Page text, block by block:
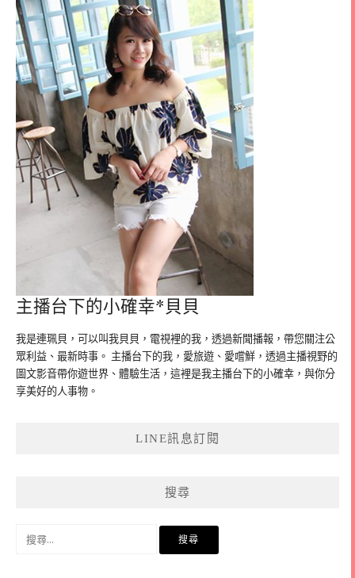
主播台下的小確幸*貝貝
我是連珮貝，可以叫我貝貝，電視裡的我，透過新聞播報，帶您關注公
眾利益、最新時事。 主播台下的我，愛旅遊、愛嚐鮮，透過主播視野的
圖文影音帶你遊世界、體驗生活，這裡是我主播台下的小確幸，與你分
享美好的人事物。
LINE訊息訂閱
搜尋